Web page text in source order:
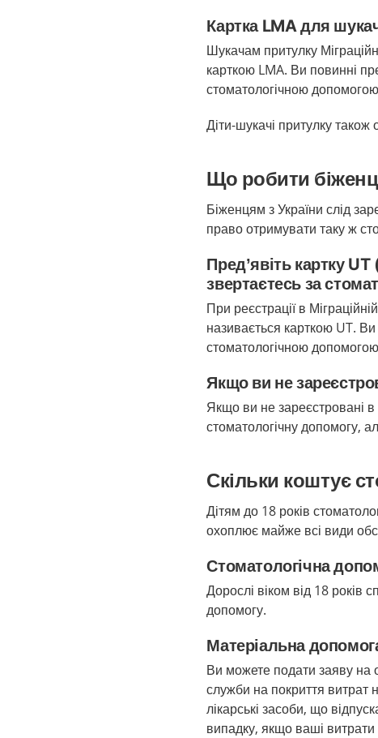
Картка LMA для
Шукачам притулку
карткою LMA. Ви повинні
стоматологічною
Діти-шукачі притулку також
Що робити
Біженцям з України слід
право отримувати таку ж
Пред’явіть картку
звертаєтесь за
При реєстрації в
називається карткою UT.
стоматологічною
Якщо ви не
Якщо ви не зареєстровані в
стоматологічну допомогу,
Скільки коштує
Дітям до 18 років
охоплює майже всі види
Стоматологічна
Дорослі віком від 18 років
допомогу.
Матеріальна
Ви можете подати заяву на
служби на покриття витрат
лікарські засоби, що
випадку, якщо ваші